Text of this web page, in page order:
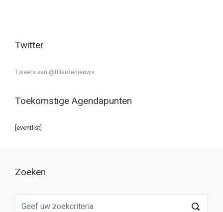
Twitter
Tweets van @tHardenieuws
Toekomstige Agendapunten
[eventlist]
Zoeken